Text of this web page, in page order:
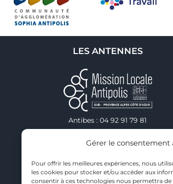
Gérer le consentement
Pour offrir les meilleures expériences, nous
les cookies pour stocker et/ou accéder aux
consentir à ces technologies nous permettra
LES ANTENNES
Antibes : 04 92 91 79 81
Valbonne : 04 92 91 79 75
Villeneuve-Loubet : 04 92 91 79 78